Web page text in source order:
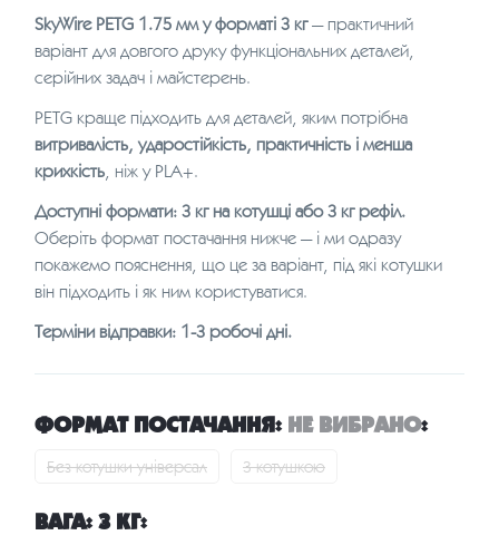
SkyWire PETG 1.75 мм у форматі 3 кг— практичний
варіант для довгого друку функціональних деталей,
серійних задач і майстерень.
PETG краще підходить для деталей, яким потрібна
витривалість, ударостійкість, практичність і менша
крихкість , ніж у PLA+.
Доступні формати: 3 кг на котушці або 3 кг рефіл.
Оберіть формат постачання нижче — і ми одразу
покажемо пояснення, що це за варіант, під які котушки
він підходить і як ним користуватися.
Терміни відправки: 1-3 робочі дні.
ФОРМАТ ПОСТАЧАННЯ: НЕ ВИБРАНО:
Без котушки універсал З котушкою
ВАГА: 3 КГ: